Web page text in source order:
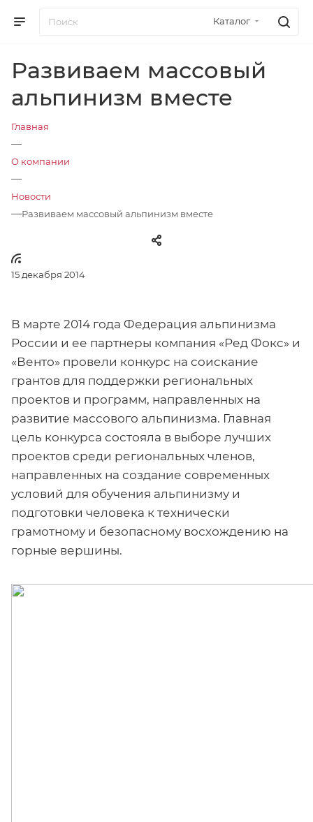
Каталог
Развиваем массовый
альпинизм вместе
Главная
—
О компании
—
Новости
—Развиваем массовый альпинизм вместе
15 декабря 2014
В марте 2014 года Федерация альпинизма
России и ее партнеры компания «Ред Фокс» и
«Венто» провели конкурс на соискание
грантов для поддержки региональных
проектов и программ, направленных на
развитие массового альпинизма. Главная
цель конкурса состояла в выборе лучших
проектов среди региональных членов,
направленных на создание современных
условий для обучения альпинизму и
подготовки человека к технически
грамотному и безопасному восхождению на
горные вершины.